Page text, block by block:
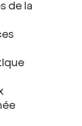
de la